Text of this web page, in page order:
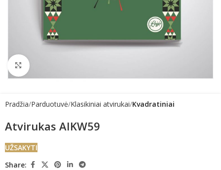
Click to enlarge
Pradžia Parduotuvė Klasikiniai atvirukai Kvadratiniai
Atvirukas AIKW59
UŽSAKYTI
Share: